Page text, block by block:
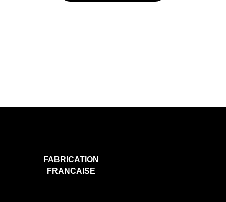
FABRICATION
FRANCAISE